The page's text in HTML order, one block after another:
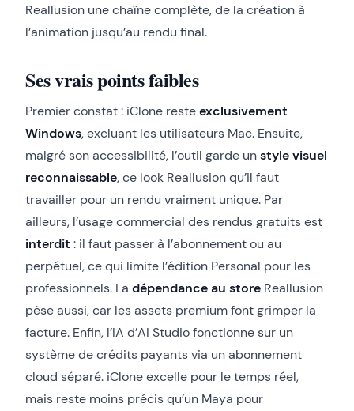
Reallusion une chaîne complète, de la création à
l’animation jusqu’au rendu final.
Ses vrais points faibles
Premier constat : iClone resteexclusivement
Windows, excluant les utilisateurs Mac. Ensuite,
malgré son accessibilité, l’outil garde unstyle visuel
reconnaissable, ce look Reallusion qu’il faut
travailler pour un rendu vraiment unique. Par
ailleurs, l’usage commercial des rendus gratuits est
interdit : il faut passer à l’abonnement ou au
perpétuel, ce qui limite l’édition Personal pour les
professionnels. La dépendance au store Reallusion
pèse aussi, car les assets premium font grimper la
facture. Enfin, l’IA d’AI Studio fonctionne sur un
système de crédits payants via un abonnement
cloud séparé. iClone excelle pour le temps réel,
mais reste moins précis qu’un Maya pour